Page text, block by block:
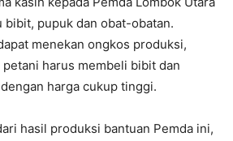
bibit, pupuk dan obat-obatan.
menekan ongkos produksi,
harus membeli bibit dan
harga cukup tinggi.
hasil produksi bantuan Pemda ini,